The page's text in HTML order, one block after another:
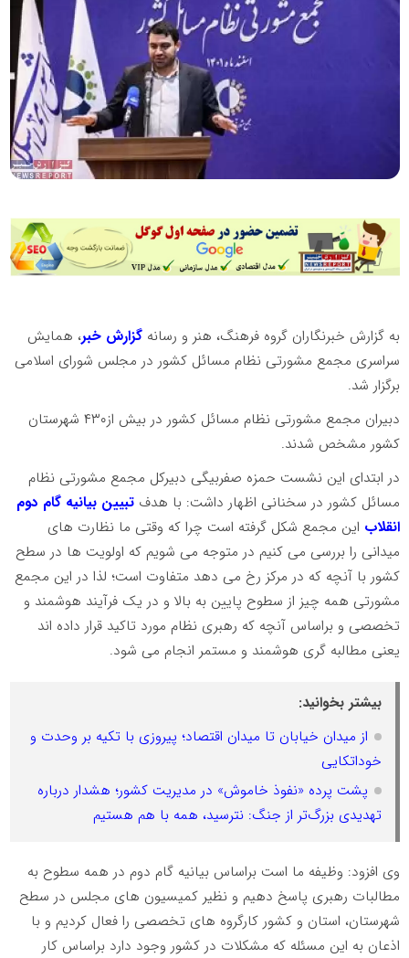
به گزارش خبرنگاران گروه فرهنگ، هنر و رسانهگزارش خبر، همایش
سراسری مجمع مشورتی نظام مسائل کشور در مجلس شورای اسلامی
برگزار شد.
دبیران مجمع مشورتی نظام مسائل کشور در بیش از۴۳۰ شهرستان
کشور مشخص شدند.
در ابتدای این نشست حمزه صفربیگی دبیرکل مجمع مشورتی نظام
مسائل کشور در سخنانی اظهار داشت: با هدف تبیین بیانیه گام دوم
انقلاب این مجمع شکل گرفته است چرا که وقتی ما نظارت های
میدانی را بررسی می کنیم در متوجه می شویم که اولویت ها در سطح
کشور با آنچه که در مرکز رخ می دهد متفاوت است؛ لذا در این مجمع
مشورتی همه چیز از سطوح پایین به بالا و در یک فرآیند هوشمند و
تخصصی و براساس آنچه که رهبری نظام مورد تاکید قرار داده اند
یعنی مطالبه گری هوشمند و مستمر انجام می شود.
بیشتر بخوانید:
از میدان خیابان تا میدان اقتصاد؛ پیروزی با تکیه بر وحدت و
خوداتکایی
پشت پرده «نفوذ خاموش» در مدیریت کشور؛ هشدار درباره
تهدیدی بزرگ‌تر از جنگ: نترسید، همه با هم هستیم
وی افزود: وظیفه ما است براساس بیانیه گام دوم در همه سطوح به
مطالبات رهبری پاسخ دهیم و نظیر کمیسیون های مجلس در سطح
شهرستان، استان و کشور کارگروه های تخصصی را فعال کردیم و با
اذعان به این مسئله که مشکلات در کشور وجود دارد براساس کار